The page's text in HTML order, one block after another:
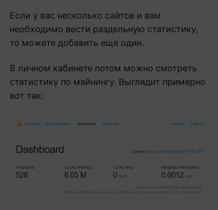
Если у вас несколько сайтов и вам
необходимо вести раздельную статистику,
то можете добавить еще один.
В личном кабинете потом можно смотреть
статистику по майнингу. Выглядит примерно
вот так: